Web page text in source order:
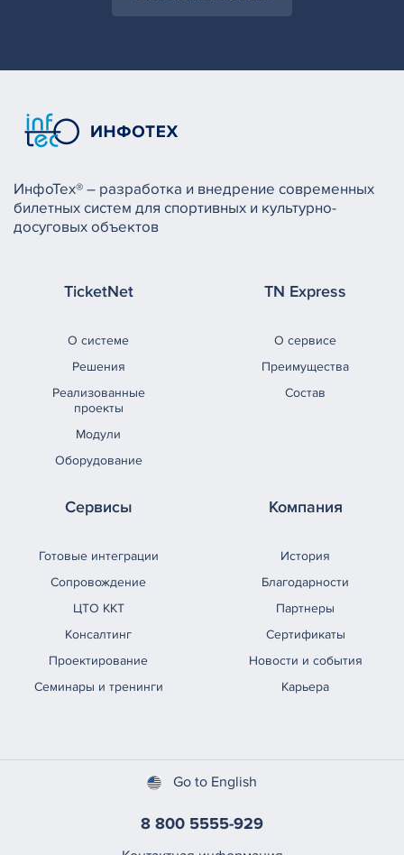
ИнфоТех® – разработка и внедрение современных
билетных систем для спортивных и культурно-
досуговых объектов
TicketNet
О системе
Решения
Реализованные
проекты
Модули
Оборудование
TN Express
О сервисе
Преимущества
Состав
Сервисы
Готовые интеграции
Сопровождение
ЦТО ККТ
Консалтинг
Проектирование
Семинары и тренинги
Компания
История
Благодарности
Партнеры
Сертификаты
Новости и события
Карьера
Go to English
8 800 5555-929